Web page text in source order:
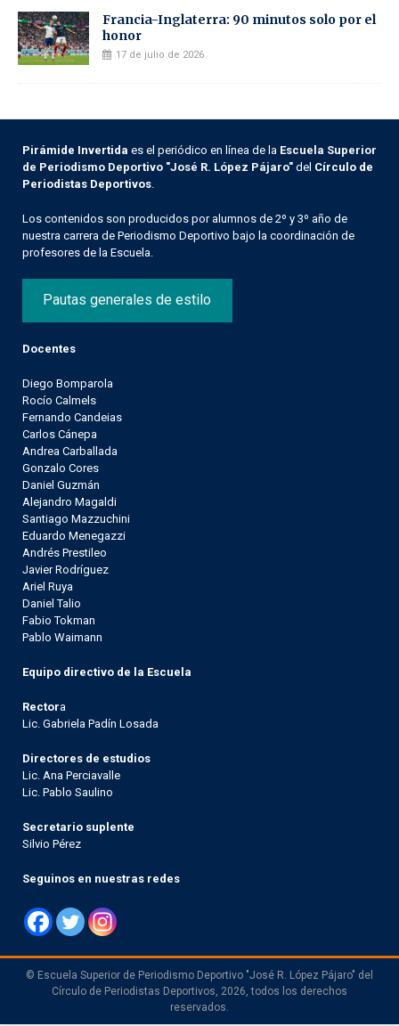
Francia-Inglaterra: 90 minutos solo por el
honor
17 de julio de 2026
Pirámide Invertida es el periódico en línea de la Escuela Superior
de Periodismo Deportivo "José R. López Pájaro" del Círculo de
Periodistas Deportivos
Los contenidos son producidos por alumnos de 2º y 3º año de
nuestra carrera de Periodismo Deportivo bajo la coordinación de
profesores de la Escuela.
Pautas generales de estilo
Docentes
Diego Bomparola
Rocío Calmels
Fernando Candeias
Carlos Cánepa
Andrea Carballada
Gonzalo Cores
Daniel Guzmán
Alejandro Magaldi
Santiago Mazzuchini
Eduardo Menegazzi
Andrés Prestileo
Javier Rodríguez
Ariel Ruya
Daniel Talio
Fabio Tokman
Pablo Waimann
Equipo directivo de la Escuela
Rectora
Lic. Gabriela Padín Losada
Directores de estudios
Lic. Ana Perciavalle
Lic. Pablo Saulino
Secretario suplente
Silvio Pérez
Seguinos en nuestras redes
© Escuela Superior de Periodismo Deportivo "José R. López Pájaro" del
Círculo de Periodistas Deportivos, 2026, todos los derechos
reservados.